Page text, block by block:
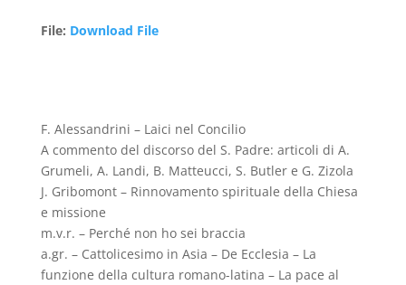
File: Download File
F. Alessandrini – Laici nel Concilio
A commento del discorso del S. Padre: articoli di A.
Grumeli, A. Landi, B. Matteucci, S. Butler e G. Zizola
J. Gribomont – Rinnovamento spirituale della Chiesa
e missione
m.v.r. – Perché non ho sei braccia
a.gr. – Cattolicesimo in Asia – De Ecclesia – La
funzione della cultura romano-latina – La pace al